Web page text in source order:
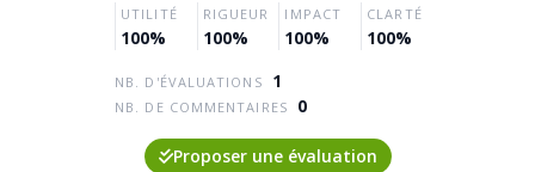
UTILITÉ
100%
RIGUEUR
100%
IMPACT
100%
CLARTÉ
100%
NB. D'ÉVALUATIONS 1
NB. DE COMMENTAIRES 0
Proposer une évaluation